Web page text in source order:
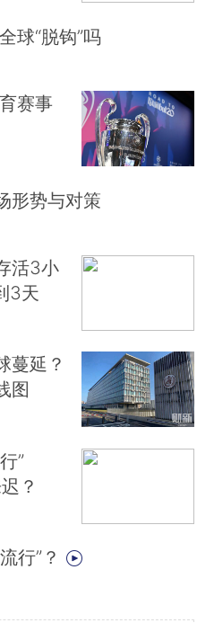
球“脱钩”吗
赛事
形势与对策
活3小
3天
蔓延？
图
”
？
行”？